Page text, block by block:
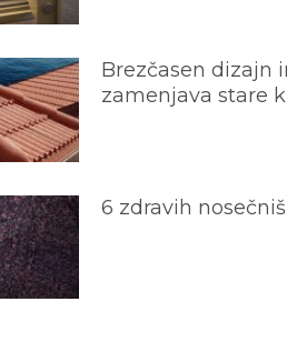
Brezčasen dizajn
zamenjava stare
6 zdravih